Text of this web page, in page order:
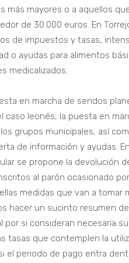
más mayores o a aquellos
de 30.000 euros. En
de impuestos y tasas,
o ayudas para alimentos
medicalizados.
en marcha de sendos
caso leonés, la puesta en
grupos municipales, así
de información y ayudas.
se propone la devolución
al parón ocasionado
medidas que van a tomar
hacer un sucinto resumen
si consideran necesaria
tasas que contemplen la
el periodo de pago entra